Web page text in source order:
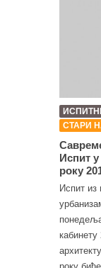
СТАРИ
Испит
року
Испит из
року